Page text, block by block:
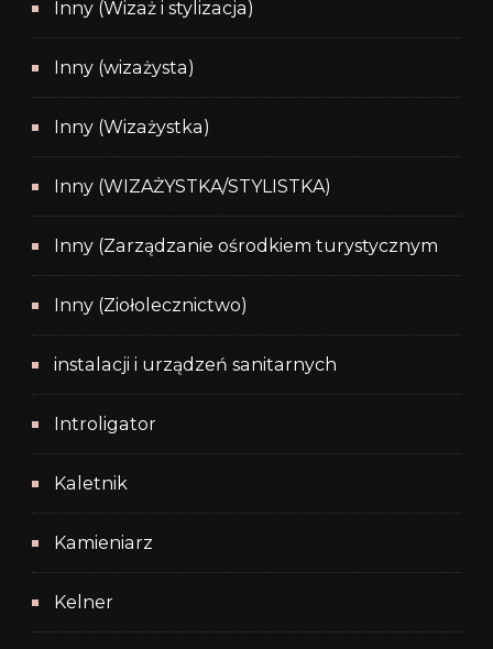
Inny (Wizaż i stylizacja)
Inny (wizażysta)
Inny (Wizażystka)
Inny (WIZAŻYSTKA/STYLISTKA)
Inny (Zarządzanie ośrodkiem turystycznym
Inny (Ziołolecznictwo)
instalacji i urządzeń sanitarnych
Introligator
Kaletnik
Kamieniarz
Kelner